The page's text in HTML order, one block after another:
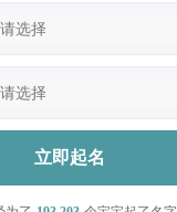
立即起名